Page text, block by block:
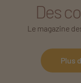
Des
Le magazine
Plus